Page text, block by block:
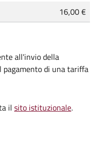
16,00 €
all'invio della
pagamento di una tariffa
il sito istituzionale.